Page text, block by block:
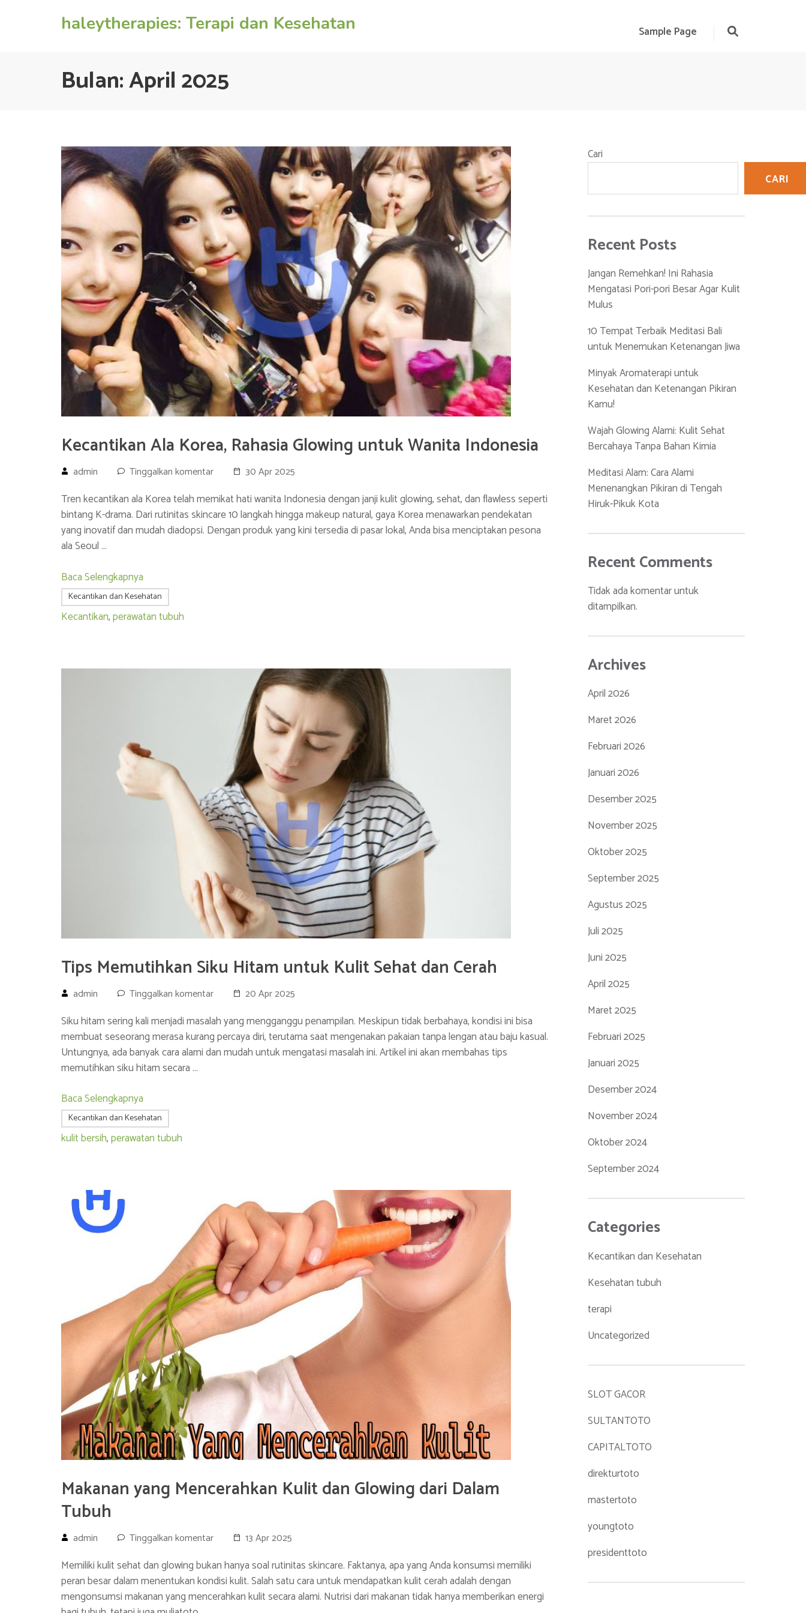
haleytherapies: Terapi dan Kesehatan Sample Page
Bulan:April 2025
Kecantikan Ala Korea, Rahasia Glowing untuk Wanita Indonesia
admin Tinggalkan komentar 30 Apr 2025
Tren kecantikan ala Korea telah memikat hati wanita Indonesia dengan janji kulit glowing, sehat, dan flawless seperti
bintang K-drama. Dari rutinitas skincare 10 langkah hingga makeup natural, gaya Korea menawarkan pendekatan
yang inovatif dan mudah diadopsi. Dengan produk yang kini tersedia di pasar lokal, Anda bisa menciptakan pesona
ala Seoul …
Baca Selengkapnya
Kecantikan dan Kesehatan
Kecantikan,perawatan tubuh
Tips Memutihkan Siku Hitam untuk Kulit Sehat dan Cerah
admin Tinggalkan komentar 20 Apr 2025
Siku hitam sering kali menjadi masalah yang mengganggu penampilan. Meskipun tidak berbahaya, kondisi ini bisa
membuat seseorang merasa kurang percaya diri, terutama saat mengenakan pakaian tanpa lengan atau baju kasual.
Untungnya, ada banyak cara alami dan mudah untuk mengatasi masalah ini. Artikel ini akan membahas tips
memutihkan siku hitam secara …
Baca Selengkapnya
Kecantikan dan Kesehatan
kulit bersih,perawatan tubuh
Makanan yang Mencerahkan Kulit dan Glowing dari Dalam
Tubuh
admin Tinggalkan komentar 13 Apr 2025
Memiliki kulit sehat dan glowing bukan hanya soal rutinitas skincare. Faktanya, apa yang Anda konsumsi memiliki
peran besar dalam menentukan kondisi kulit. Salah satu cara untuk mendapatkan kulit cerah adalah dengan
mengonsumsi makanan yang mencerahkan kulit secara alami. Nutrisi dari makanan tidak hanya memberikan energi
Cari
CARI
Recent Posts
Jangan Remehkan! Ini Rahasia
Mengatasi Pori-pori Besar Agar Kulit
Mulus
10 Tempat Terbaik Meditasi Bali
untuk Menemukan Ketenangan Jiwa
Minyak Aromaterapi untuk
Kesehatan dan Ketenangan Pikiran
Kamu!
Wajah Glowing Alami: Kulit Sehat
Bercahaya Tanpa Bahan Kimia
Meditasi Alam: Cara Alami
Menenangkan Pikiran di Tengah
Hiruk-Pikuk Kota
Recent Comments
Tidak ada komentar untuk
ditampilkan.
Archives
April 2026
Maret 2026
Februari 2026
Januari 2026
Desember 2025
November 2025
Oktober 2025
September 2025
Agustus 2025
Juli 2025
Juni 2025
April 2025
Maret 2025
Februari 2025
Januari 2025
Desember 2024
November 2024
Oktober 2024
September 2024
Categories
Kecantikan dan Kesehatan
Kesehatan tubuh
terapi
Uncategorized
SLOT GACOR
SULTANTOTO
CAPITALTOTO
direkturtoto
mastertoto
youngtoto
presidenttoto